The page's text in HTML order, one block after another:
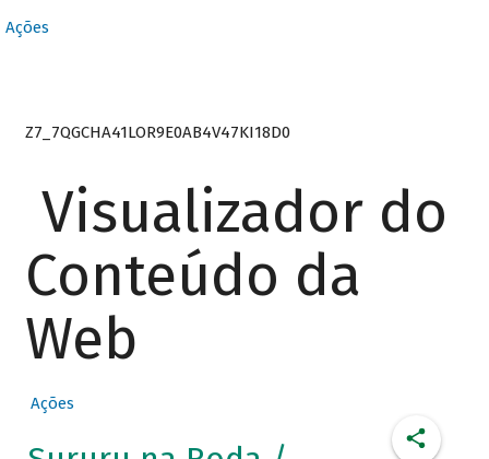
Ações
Z7_7QGCHA41LOR9E0AB4V47KI18D0
Visualizador do
Conteúdo da
Web
Ações